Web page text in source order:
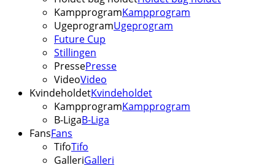
KampprogramKampprogram
UgeprogramUgeprogram
Future Cup
Stillingen
PressePresse
VideoVideo
KvindeholdetKvindeholdet
KampprogramKampprogram
B-LigaB-Liga
FansFans
TifoTifo
GalleriGalleri